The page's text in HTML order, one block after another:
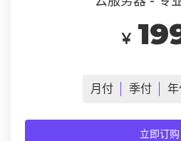
￥
月 付 季付 年
立即订购